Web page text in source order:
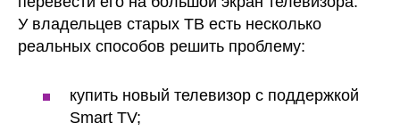
У владельцев старых ТВ есть несколько
реальных способов решить проблему:
купить новый телевизор с поддержкой
Smart TV;